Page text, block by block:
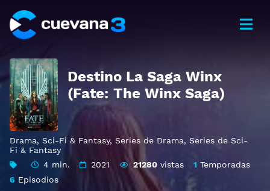
Destino La Saga Winx
(Fate: The Winx Saga)
Drama, Sci-Fi & Fantasy, Series de Drama, Series de Sci-
Fi & Fantasy
4 min.
2021 21280vistas 1 Temporadas
6 Episodios